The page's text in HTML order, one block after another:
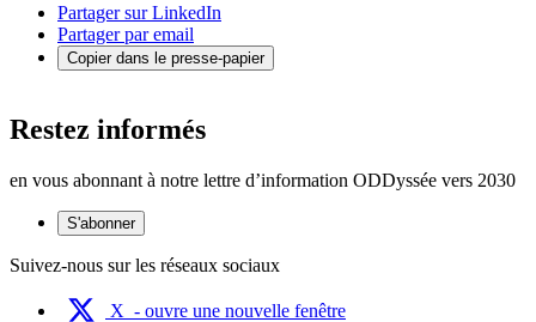
Partager sur LinkedIn
Partager par email
Copier dans le presse-papier
Restez informés
en vous abonnant à notre lettre d’information ODDyssée vers 2030
S'abonner
Suivez-nous sur les réseaux sociaux
X - ouvre une nouvelle fenêtre